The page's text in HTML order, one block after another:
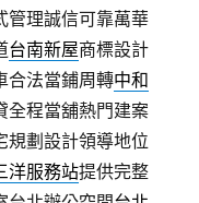
管理誠信可靠萬華
台南新屋商標設計
合法當鋪周轉中和
全程當舖熱門建案
規劃設計領導地位
洋服務站提供完整